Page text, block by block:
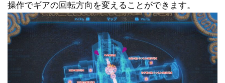
操作でギアの回転方向を変えることができます。